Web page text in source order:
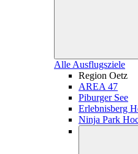
Alle Ausflugsziele
Region Oetz
AREA 47
Piburger See
Erlebnisberg
Ninja Park